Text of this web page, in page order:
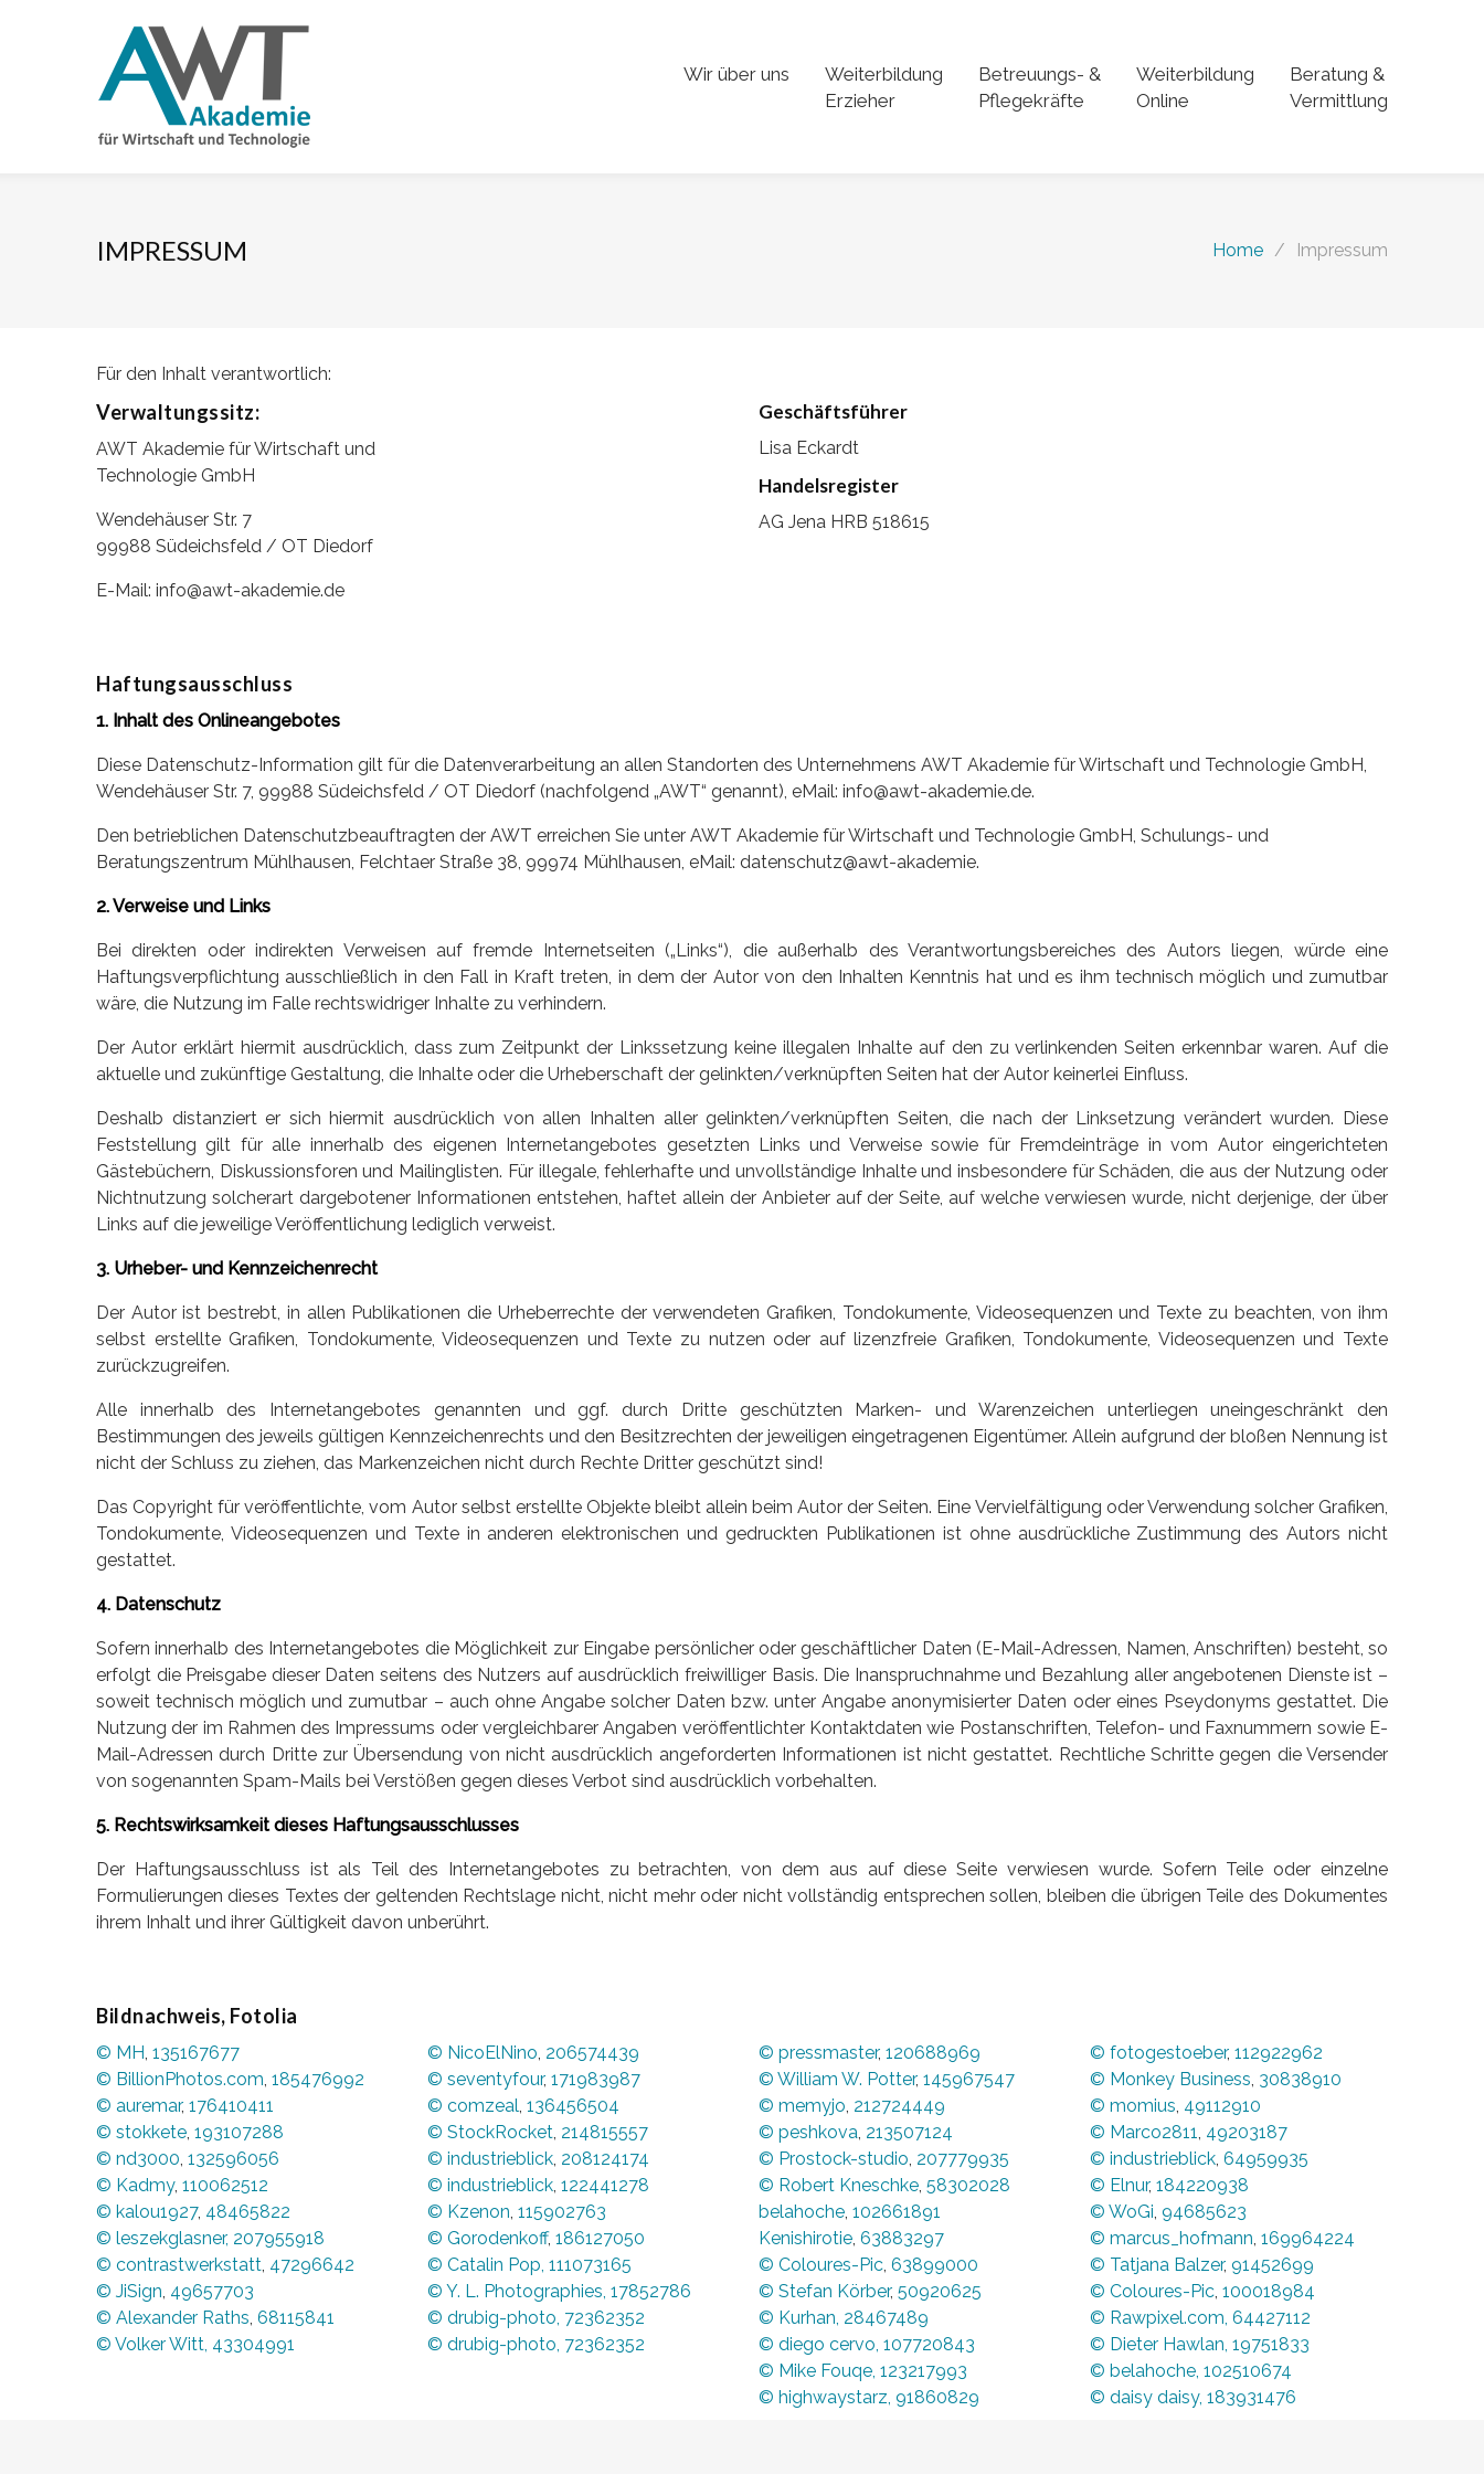
Wir über uns
Weiterbildung
Erzieher
Betreuungs- &
Pflegekräfte
Weiterbildung
Online
Beratung &
Vermittlung
IMPRESSUM Home / Impressum
Für den Inhalt verantwortlich:
Verwaltungssitz:
AWT Akademie für Wirtschaft und
Technologie GmbH
Wendehäuser Str. 7
99988 Südeichsfeld / OT Diedorf
E-Mail: info@awt-akademie.de
Geschäftsführer
Lisa Eckardt
Handelsregister
AG Jena HRB 518615
Haftungsausschluss
1. Inhalt des Onlineangebotes
Diese Datenschutz-Information gilt für die Datenverarbeitung an allen Standorten des Unternehmens AWT Akademie für Wirtschaft und Technologie GmbH,
Wendehäuser Str. 7, 99988 Südeichsfeld / OT Diedorf (nachfolgend „AWT“ genannt), eMail: info@awt-akademie.de.
Den betrieblichen Datenschutzbeauftragten der AWT erreichen Sie unter AWT Akademie für Wirtschaft und Technologie GmbH, Schulungs- und
Beratungszentrum Mühlhausen, Felchtaer Straße 38, 99974 Mühlhausen, eMail: datenschutz@awt-akademie.
2. Verweise und Links
Bei direkten oder indirekten Verweisen auf fremde Internetseiten („Links“), die außerhalb des Verantwortungsbereiches des Autors liegen, würde eine
Haftungsverpflichtung ausschließlich in den Fall in Kraft treten, in dem der Autor von den Inhalten Kenntnis hat und es ihm technisch möglich und zumutbar
wäre, die Nutzung im Falle rechtswidriger Inhalte zu verhindern.
Der Autor erklärt hiermit ausdrücklich, dass zum Zeitpunkt der Linkssetzung keine illegalen Inhalte auf den zu verlinkenden Seiten erkennbar waren. Auf die
aktuelle und zukünftige Gestaltung, die Inhalte oder die Urheberschaft der gelinkten/verknüpften Seiten hat der Autor keinerlei Einfluss.
Deshalb distanziert er sich hiermit ausdrücklich von allen Inhalten aller gelinkten/verknüpften Seiten, die nach der Linksetzung verändert wurden. Diese
Feststellung gilt für alle innerhalb des eigenen Internetangebotes gesetzten Links und Verweise sowie für Fremdeinträge in vom Autor eingerichteten
Gästebüchern, Diskussionsforen und Mailinglisten. Für illegale, fehlerhafte und unvollständige Inhalte und insbesondere für Schäden, die aus der Nutzung oder
Nichtnutzung solcherart dargebotener Informationen entstehen, haftet allein der Anbieter auf der Seite, auf welche verwiesen wurde, nicht derjenige, der über
Links auf die jeweilige Veröffentlichung lediglich verweist.
3. Urheber- und Kennzeichenrecht
Der Autor ist bestrebt, in allen Publikationen die Urheberrechte der verwendeten Grafiken, Tondokumente, Videosequenzen und Texte zu beachten, von ihm
selbst erstellte Grafiken, Tondokumente, Videosequenzen und Texte zu nutzen oder auf lizenzfreie Grafiken, Tondokumente, Videosequenzen und Texte
zurückzugreifen.
Alle innerhalb des Internetangebotes genannten und ggf. durch Dritte geschützten Marken- und Warenzeichen unterliegen uneingeschränkt den
Bestimmungen des jeweils gültigen Kennzeichenrechts und den Besitzrechten der jeweiligen eingetragenen Eigentümer. Allein aufgrund der bloßen Nennung ist
nicht der Schluss zu ziehen, das Markenzeichen nicht durch Rechte Dritter geschützt sind!
Das Copyright für veröffentlichte, vom Autor selbst erstellte Objekte bleibt allein beim Autor der Seiten. Eine Vervielfältigung oder Verwendung solcher Grafiken,
Tondokumente, Videosequenzen und Texte in anderen elektronischen und gedruckten Publikationen ist ohne ausdrückliche Zustimmung des Autors nicht
gestattet.
4. Datenschutz
Sofern innerhalb des Internetangebotes die Möglichkeit zur Eingabe persönlicher oder geschäftlicher Daten (E-Mail-Adressen, Namen, Anschriften) besteht, so
erfolgt die Preisgabe dieser Daten seitens des Nutzers auf ausdrücklich freiwilliger Basis. Die Inanspruchnahme und Bezahlung aller angebotenen Dienste ist –
soweit technisch möglich und zumutbar – auch ohne Angabe solcher Daten bzw. unter Angabe anonymisierter Daten oder eines Pseydonyms gestattet. Die
Nutzung der im Rahmen des Impressums oder vergleichbarer Angaben veröffentlichter Kontaktdaten wie Postanschriften, Telefon- und Faxnummern sowie E-
Mail-Adressen durch Dritte zur Übersendung von nicht ausdrücklich angeforderten Informationen ist nicht gestattet. Rechtliche Schritte gegen die Versender
von sogenannten Spam-Mails bei Verstößen gegen dieses Verbot sind ausdrücklich vorbehalten.
5. Rechtswirksamkeit dieses Haftungsausschlusses
Der Haftungsausschluss ist als Teil des Internetangebotes zu betrachten, von dem aus auf diese Seite verwiesen wurde. Sofern Teile oder einzelne
Formulierungen dieses Textes der geltenden Rechtslage nicht, nicht mehr oder nicht vollständig entsprechen sollen, bleiben die übrigen Teile des Dokumentes
ihrem Inhalt und ihrer Gültigkeit davon unberührt.
Bildnachweis, Fotolia
© MH, 135167677
© BillionPhotos.com, 185476992
© auremar, 176410411
© stokkete, 193107288
© nd3000, 132596056
© Kadmy, 110062512
© kalou1927, 48465822
© leszekglasner, 207955918
© contrastwerkstatt, 47296642
© JiSign, 49657703
© Alexander Raths, 68115841
© Volker Witt, 43304991
© NicoElNino, 206574439
© seventyfour, 171983987
© comzeal, 136456504
© StockRocket, 214815557
© industrieblick, 208124174
© industrieblick, 122441278
© Kzenon, 115902763
© Gorodenkoff, 186127050
© Catalin Pop, 111073165
© Y. L. Photographies, 17852786
© drubig-photo, 72362352
© drubig-photo, 72362352
© pressmaster, 120688969
© William W. Potter, 145967547
© memyjo, 212724449
© peshkova, 213507124
© Prostock-studio, 207779935
© Robert Kneschke, 58302028
belahoche, 102661891
Kenishirotie, 63883297
© Coloures-Pic, 63899000
© Stefan Körber, 50920625
© Kurhan, 28467489
© diego cervo, 107720843
© Mike Fouqe, 123217993
© highwaystarz, 91860829
© fotogestoeber, 112922962
© Monkey Business, 30838910
© momius, 49112910
© Marco2811, 49203187
© industrieblick, 64959935
© Elnur, 184220938
© WoGi, 94685623
© marcus_hofmann, 169964224
© Tatjana Balzer, 91452699
© Coloures-Pic, 100018984
© Rawpixel.com, 64427112
© Dieter Hawlan, 19751833
© belahoche, 102510674
© daisy daisy, 183931476